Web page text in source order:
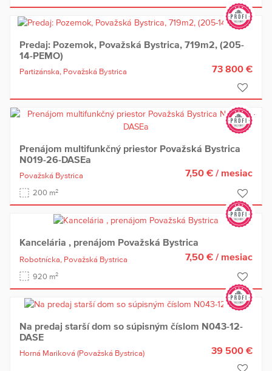
Predaj: Pozemok, Považská Bystrica, 719m2, (205-
14-PEMO)
Partizánska, Považská Bystrica 73 800 €
Prenájom multifunkčný priestor Považská Bystrica
N019-26-DASEa
Považská Bystrica
200 m2
7,50 € / mesiac
Kancelária , prenájom Považská Bystrica
Robotnícka, Považská Bystrica
920 m2
7,50 € / mesiac
Na predaj starší dom so súpisným číslom N043-12-
DASE
Horná Mariková (Považská Bystrica) 39 500 €